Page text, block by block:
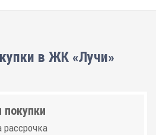
в ЖК «Лучи»
рассрочка